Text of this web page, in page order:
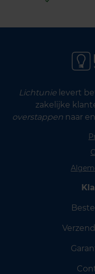
Lichtunielevert
zakelijke
overstappen naar